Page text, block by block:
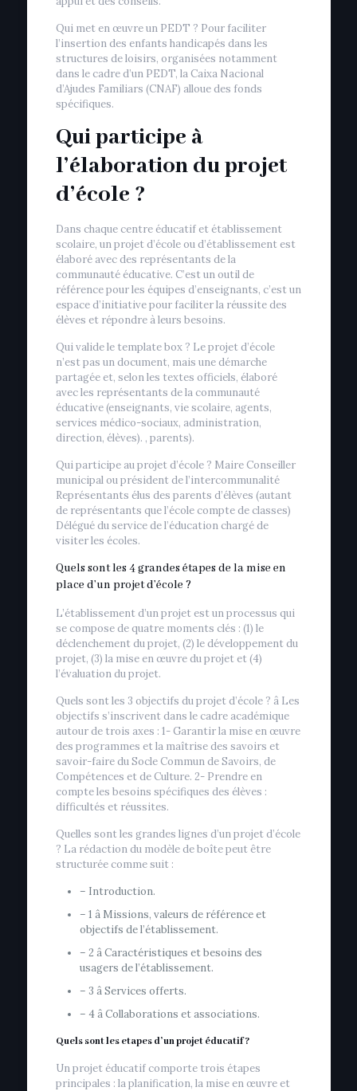
Qui met en œuvre un PEDT ? Pour faciliter
l’insertion des enfants handicapés dans les
structures de loisirs, organisées notamment
dans le cadre d’un PEDT, la Caixa Nacional
d’Ajudes Familiars (CNAF) alloue des fonds
spécifiques.
Qui participe à
l’élaboration du projet
d’école ?
Dans chaque centre éducatif et établissement
scolaire, un projet d’école ou d’établissement est
élaboré avec des représentants de la
communauté éducative. C’est un outil de
référence pour les équipes d’enseignants, c’est un
espace d’initiative pour faciliter la réussite des
élèves et répondre à leurs besoins.
Qui valide le template box ? Le projet d’école
n’est pas un document, mais une démarche
partagée et, selon les textes officiels, élaboré
avec les représentants de la communauté
éducative (enseignants, vie scolaire, agents,
services médico-sociaux, administration,
direction, élèves). , parents).
Qui participe au projet d’école ? Maire Conseiller
municipal ou président de l’intercommunalité
Représentants élus des parents d’élèves (autant
de représentants que l’école compte de classes)
Délégué du service de l’éducation chargé de
visiter les écoles.
Quels sont les 4 grandes étapes de la mise en
place d’un projet d’école ?
L’établissement d’un projet est un processus qui
se compose de quatre moments clés : (1) le
déclenchement du projet, (2) le développement du
projet, (3) la mise en œuvre du projet et (4)
l’évaluation du projet.
Quels sont les 3 objectifs du projet d’école ? â Les
objectifs s’inscrivent dans le cadre académique
autour de trois axes : 1- Garantir la mise en œuvre
des programmes et la maîtrise des savoirs et
savoir-faire du Socle Commun de Savoirs, de
Compétences et de Culture. 2- Prendre en
compte les besoins spécifiques des élèves :
difficultés et réussites.
Quelles sont les grandes lignes d’un projet d’école
? La rédaction du modèle de boîte peut être
structurée comme suit :
– Introduction.
– 1 â Missions, valeurs de référence et
objectifs de l’établissement.
– 2 â Caractéristiques et besoins des
usagers de l’établissement.
– 3 â Services offerts.
– 4 â Collaborations et associations.
Quels sont les etapes d’un projet éducatif ?
Un projet éducatif comporte trois étapes
principales : la planification, la mise en œuvre et